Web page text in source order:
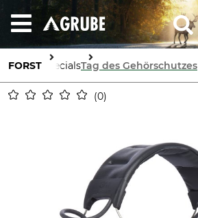
FORST SpecialsTag des Gehörschutzes
0